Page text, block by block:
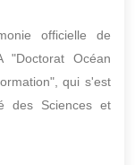
officielle de
"Doctorat Océan
qui s'est
des Sciences et